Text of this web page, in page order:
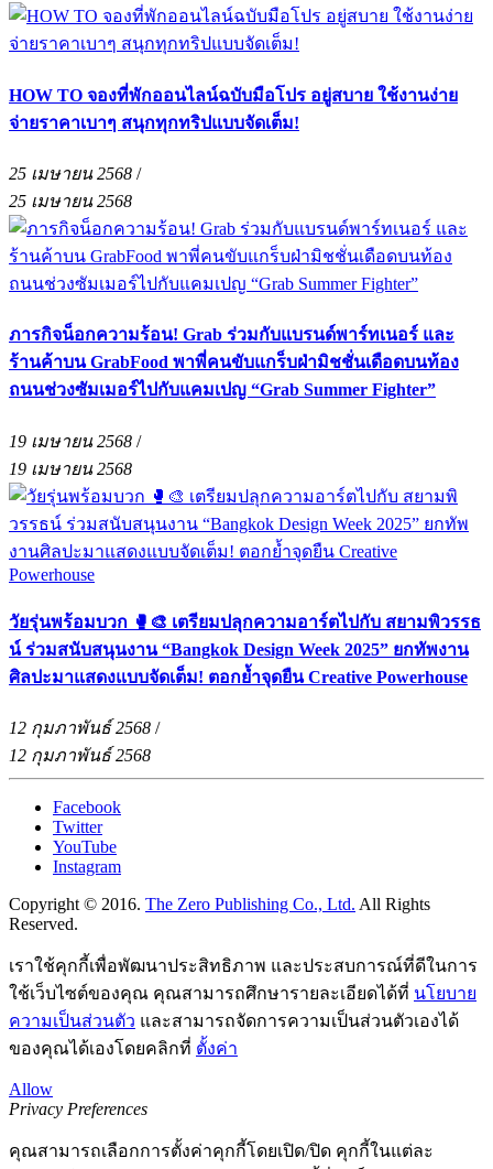
HOW TO จองที่พักออนไลน์ฉบับมือโปร อยู่สบาย ใช้งานง่าย
จ่ายราคาเบาๆ สนุกทุกทริปแบบจัดเต็ม!
25 เมษายน 2568 /
25 เมษายน 2568
ภารกิจน็อกความร้อน! Grab ร่วมกับแบรนด์พาร์ทเนอร์ และ
ร้านค้าบน GrabFood พาพี่คนขับแกร็บฝ่ามิชชั่นเดือดบนท้อง
ถนนช่วงซัมเมอร์ไปกับแคมเปญ “Grab Summer Fighter”
19 เมษายน 2568 /
19 เมษายน 2568
วัยรุ่นพร้อมบวก 🥊🎨 เตรียมปลุกความอาร์ตไปกับ สยามพิวรรธ
น์ ร่วมสนับสนุนงาน “Bangkok Design Week 2025” ยกทัพงาน
ศิลปะมาแสดงแบบจัดเต็ม! ตอกย้ำจุดยืน Creative Powerhouse
12 กุมภาพันธ์ 2568 /
12 กุมภาพันธ์ 2568
Facebook
Twitter
YouTube
Instagram
Copyright © 2016. The Zero Publishing Co., Ltd. All Rights
Reserved.
เราใช้คุกกี้เพื่อพัฒนาประสิทธิภาพ และประสบการณ์ที่ดีในการ
ใช้เว็บไซต์ของคุณ คุณสามารถศึกษารายละเอียดได้ที่ นโยบาย
ความเป็นส่วนตัว และสามารถจัดการความเป็นส่วนตัวเองได้
ของคุณได้เองโดยคลิกที่ ตั้งค่า
Allow
Privacy Preferences
คุณสามารถเลือกการตั้งค่าคุกกี้โดยเปิด/ปิด คุกกี้ในแต่ละ